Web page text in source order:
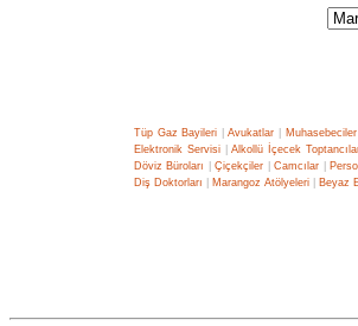
Tüp Gaz Bayileri Avukatlar Muhasebeciler
Elektronik Servisi
Alkollü İçecek
Döviz Büroları
Çiçekçiler Camcılar
Diş Doktorları
Marangoz Atölyeleri Beyaz